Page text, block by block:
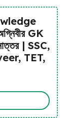
GK
| SSC,
TET,